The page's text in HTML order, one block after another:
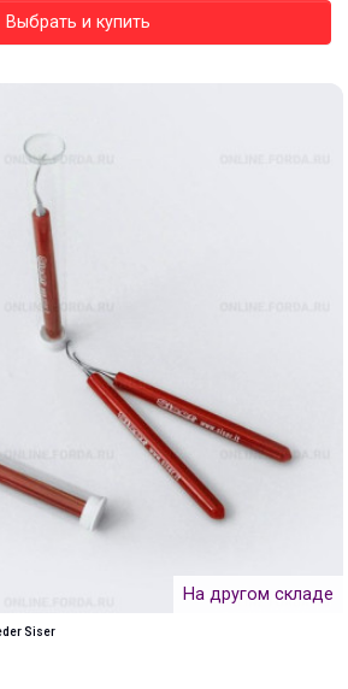
Выбрать и купить
На другом складе
Siser